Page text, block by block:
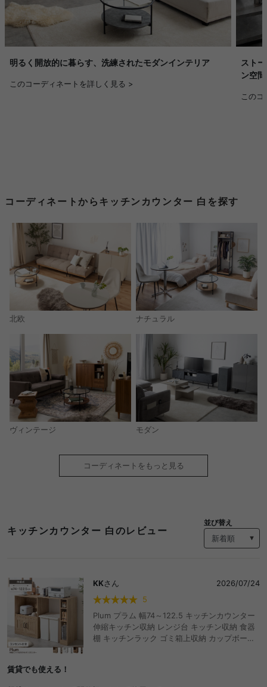
明るく開放的に暮らす、洗練されたモダンインテリア
このコーディネートを詳しく見る >
スト
ン空間
この
コーディネートからキッチンカウンター 白を探す
北欧 ナチュラル
ヴィンテージ モダン
コーディネートをもっと見る
キッチンカウンター 白のレビュー
並び替え
KKさん
2026/07/24
5
Plum プラム 幅74～122.5 キッチンカウンター
伸縮キッチン収納 レンジ台 キッチン収納 食器
棚 キッチンラック ゴミ箱上収納 カップボード
賃貸でも使える！